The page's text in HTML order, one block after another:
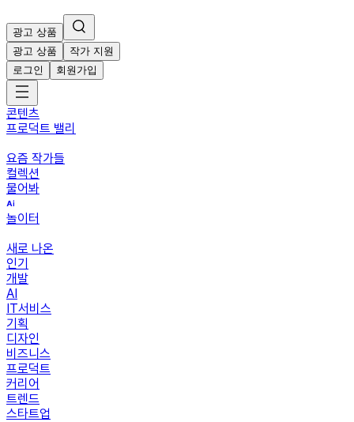
광고 상품
광고 상품
작가 지원
로그인
회원가입
콘텐츠
프로덕트 밸리
요즘 작가들
컬렉션
물어봐
놀이터
새로 나온
인기
개발
AI
IT서비스
기획
디자인
비즈니스
프로덕트
커리어
트렌드
스타트업